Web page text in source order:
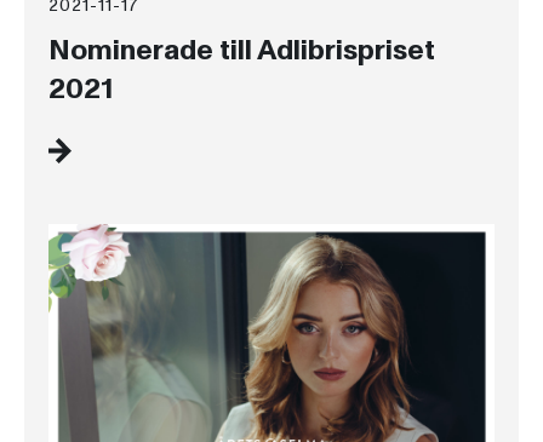
2021-11-17
Nominerade till Adlibrispriset
2021